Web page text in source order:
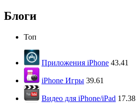
Блоги
Топ
Приложения iPhone 43.41
iPhone Игры 39.61
Видео для iPhone/iPad 17.38